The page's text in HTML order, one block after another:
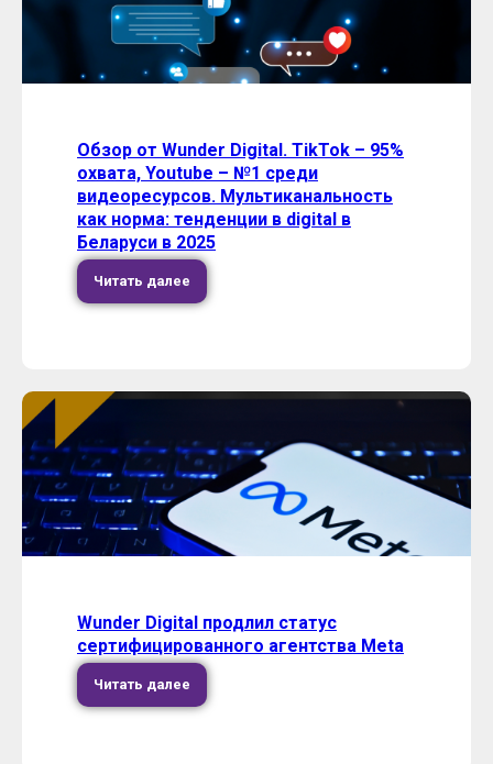
Обзор от Wunder Digital. TikTok – 95%
охвата, Youtube – №1 среди
видеоресурсов. Мультиканальность
как норма: тенденции в digital в
Беларуси в 2025
Читать далее
Wunder Digital продлил статус
сертифицированного агентства Meta
Читать далее